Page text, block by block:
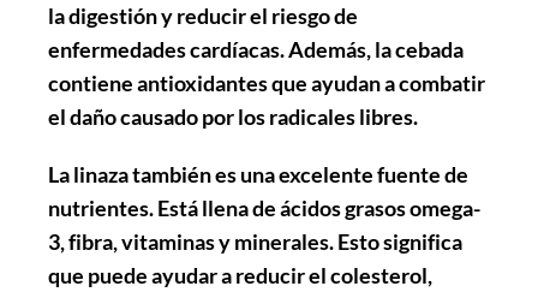
la digestión y reducir el riesgo de
enfermedades cardíacas. Además, la cebada
contiene antioxidantes que ayudan a combatir
el daño causado por los radicales libres.
La linaza también es una excelente fuente de
nutrientes. Está llena de ácidos grasos omega-
3, fibra, vitaminas y minerales. Esto significa
que puede ayudar a reducir el colesterol,